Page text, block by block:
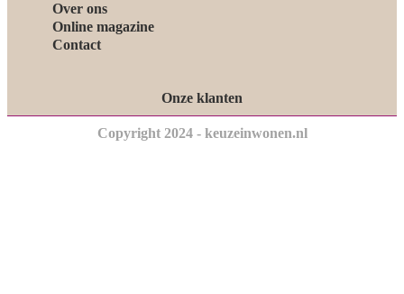
Over ons
Online magazine
Contact
Onze klanten
Copyright 2024 - keuzeinwonen.nl